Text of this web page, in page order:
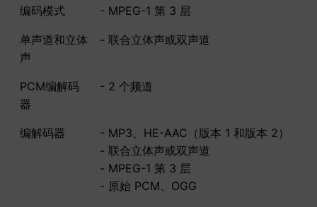
编码模式 - MPEG-1 第 3 层
单声道和立体
声
- 联合立体声或双声道
PCM编解码
器
- 2 个频道
编解码器
- MP3、HE-AAC（版本 1 和版本 2）
- 联合立体声或双声道
- MPEG-1 第 3 层
- 原始 PCM、OGG